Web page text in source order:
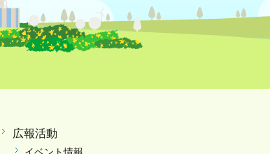
広報活動